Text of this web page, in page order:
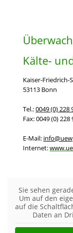
Kälte-
Kaiser-Friedrich-
53113 Bonn
Tel.:0049 (0) 228
Fax: 0049 (0) 228
E-Mail:
Internet:
Sie sehen
Um auf den
auf die
Daten an